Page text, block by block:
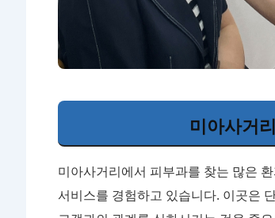
미아사거
미아사거리에서 피부과를 찾는 많은
서비스를 경험하고 있습니다. 이곳은